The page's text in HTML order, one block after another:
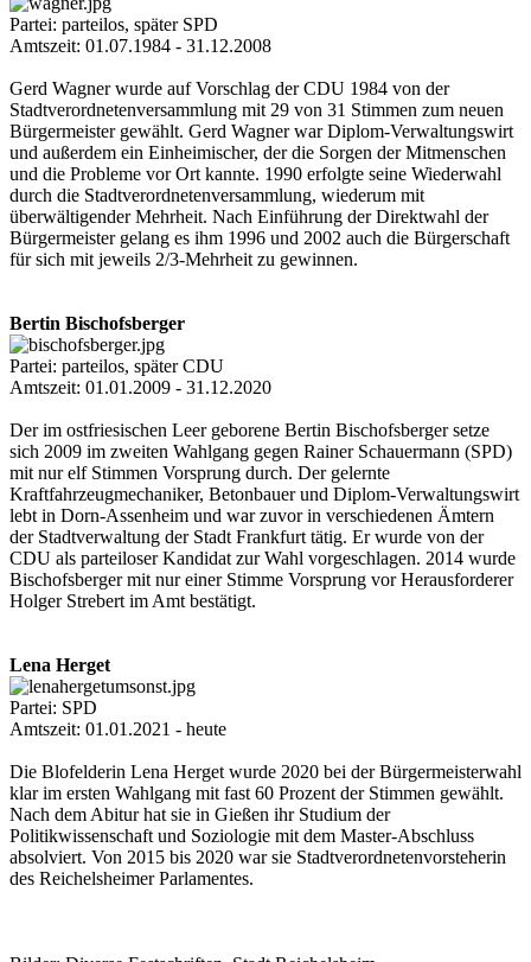
Partei: parteilos, später SPD
Amtszeit: 01.07.1984 - 31.12.2008
Gerd Wagner wurde auf Vorschlag der CDU 1984 von der
Stadtverordnetenversammlung mit 29 von 31 Stimmen zum neuen
Bürgermeister gewählt. Gerd Wagner war Diplom-Verwaltungswirt
und außerdem ein Einheimischer, der die Sorgen der Mitmenschen
und die Probleme vor Ort kannte. 1990 erfolgte seine Wiederwahl
durch die Stadtverordnetenversammlung, wiederum mit
überwältigender Mehrheit. Nach Einführung der Direktwahl der
Bürgermeister gelang es ihm 1996 und 2002 auch die Bürgerschaft
für sich mit jeweils 2/3-Mehrheit zu gewinnen.
Bertin Bischofsberger
Partei: parteilos, später CDU
Amtszeit: 01.01.2009 - 31.12.2020
Der im ostfriesischen Leer geborene Bertin Bischofsberger setze
sich 2009 im zweiten Wahlgang gegen Rainer Schauermann (SPD)
mit nur elf Stimmen Vorsprung durch. Der gelernte
Kraftfahrzeugmechaniker, Betonbauer und Diplom-Verwaltungswirt
lebt in Dorn-Assenheim und war zuvor in verschiedenen Ämtern
der Stadtverwaltung der Stadt Frankfurt tätig. Er wurde von der
CDU als parteiloser Kandidat zur Wahl vorgeschlagen. 2014 wurde
Bischofsberger mit nur einer Stimme Vorsprung vor Herausforderer
Holger Strebert im Amt bestätigt.
Lena Herget
Partei: SPD
Amtszeit: 01.01.2021 - heute
Die Blofelderin Lena Herget wurde 2020 bei der Bürgermeisterwahl
klar im ersten Wahlgang mit fast 60 Prozent der Stimmen gewählt.
Nach dem Abitur hat sie in Gießen ihr Studium der
Politikwissenschaft und Soziologie mit dem Master-Abschluss
absolviert. Von 2015 bis 2020 war sie Stadtverordnetenvorsteherin
des Reichelsheimer Parlamentes.